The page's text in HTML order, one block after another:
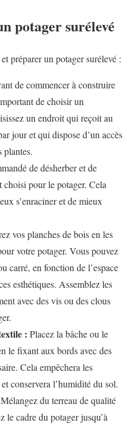
potager surélevé
préparer un potager surélevé :
de commencer à construire
de choisir un
un endroit qui reçoit au
jour et qui dispose d’un accès
plantes.
de désherber et de
choisi pour le potager. Cela
s’enraciner et de mieux
vos planches de bois en les
votre potager. Vous pouvez
carré, en fonction de l’espace
esthétiques. Assemblez les
avec des vis ou des clous
: Placez la bâche ou le
le fixant aux bords avec des
Cela empêchera les
conservera l’humidité du sol.
Mélangez du terreau de qualité
le cadre du potager jusqu’à